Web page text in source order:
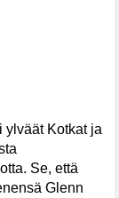
ylväät Kotkat ja
Se, että
Glenn